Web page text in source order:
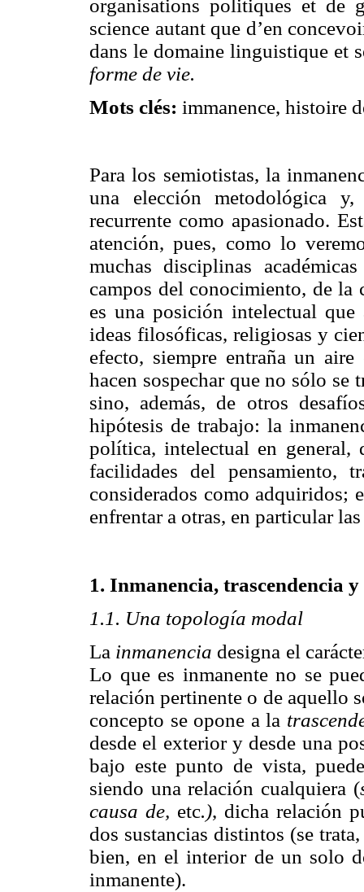
organisations politiques et de
science autant que d’en
dans le domaine linguistique et
forme de vie.
Mots clés: immanence, histoire
Para los semiotistas, la
una elección metodológica
recurrente como apasionado.
atención, pues, como lo
muchas disciplinas
campos del conocimiento, de
es una posición intelectual
ideas filosóficas, religiosas y
efecto, siempre entraña un
hacen sospechar que no sólo
sino, además, de otros
hipótesis de trabajo: la
política, intelectual en
facilidades del pensamiento,
considerados como adquiridos;
enfrentar a otras, en particular
1. Inmanencia, trascendencia
1.1. Una topología modal
La inmanencia designa el
Lo que es inmanente no se
relación pertinente o de aquello
concepto se opone a la
desde el exterior y desde una
bajo este punto de vista,
siendo una relación cualquiera (
causa de, etc.), dicha relación
dos sustancias distintos (se
bien, en el interior de un solo
inmanente).